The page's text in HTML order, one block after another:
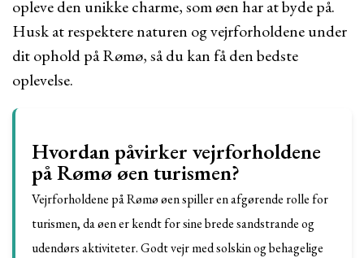
opleve den unikke charme, som øen har at byde på.
Husk at respektere naturen og vejrforholdene under
dit ophold på Rømø, så du kan få den bedste
oplevelse.
Hvordan påvirker vejrforholdene
på Rømø øen turismen?
Vejrforholdene på Rømø øen spiller en afgørende rolle for
turismen, da øen er kendt for sine brede sandstrande og
udendørs aktiviteter. Godt vejr med solskin og behagelige